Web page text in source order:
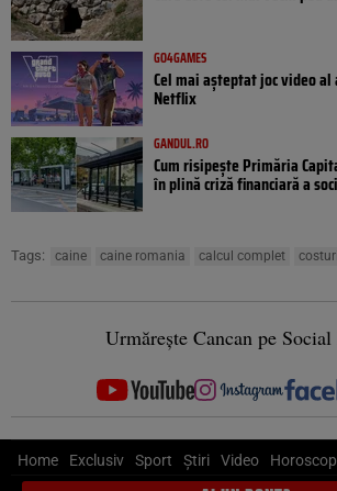
GO4GAMES
Cel mai așteptat joc video
Netflix
GANDUL.RO
Cum risipește Primăria
în plină criză financiară a
Tags: caine caine romania calcul complet
Urmărește Cancan pe
Home Exclusiv Sport Știri Video Horoscop